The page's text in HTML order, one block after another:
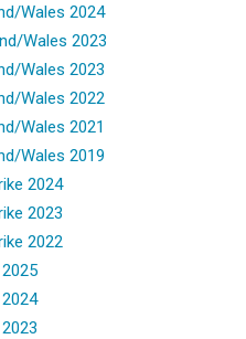
Wales 2024
Wales 2023
Wales 2023
Wales 2022
Wales 2021
Wales 2019
2024
2023
2022